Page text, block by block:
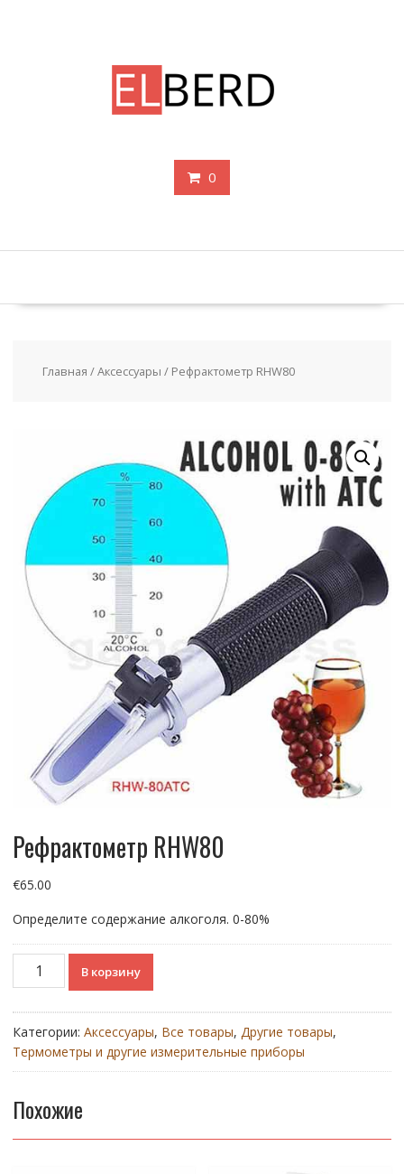
0
Главная /Аксессуары / Рефрактометр RHW80
Рефрактометр RHW80
€65.00
Определите содержание алкоголя. 0-80%
Количество
товара
В корзину
Категории: Аксессуары, Все товары, Другие товары,
Термометры и другие измерительные приборы
Похожие